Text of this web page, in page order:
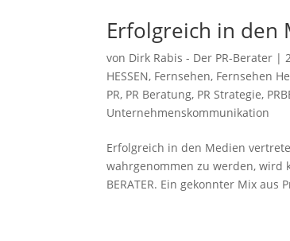
Erfolgreich in den
von Dirk Rabis - Der PR-Berater |
HESSEN, Fernsehen, Fernsehen
PR, PR Beratung, PR Strategie,
Unternehmenskommunikation
Erfolgreich in den Medien
wahrgenommen zu werden, wird
BERATER. Ein gekonnter Mix aus